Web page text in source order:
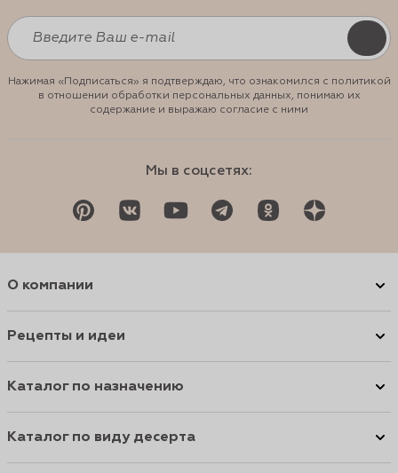
Нажимая «Подписаться» я подтверждаю, что ознакомился с политикой
в отношении обработки персональных данных, понимаю их
содержание и выражаю согласие с ними
Мы в соцсетях:
О компании
Рецепты и идеи
Каталог по назначению
Каталог по виду десерта